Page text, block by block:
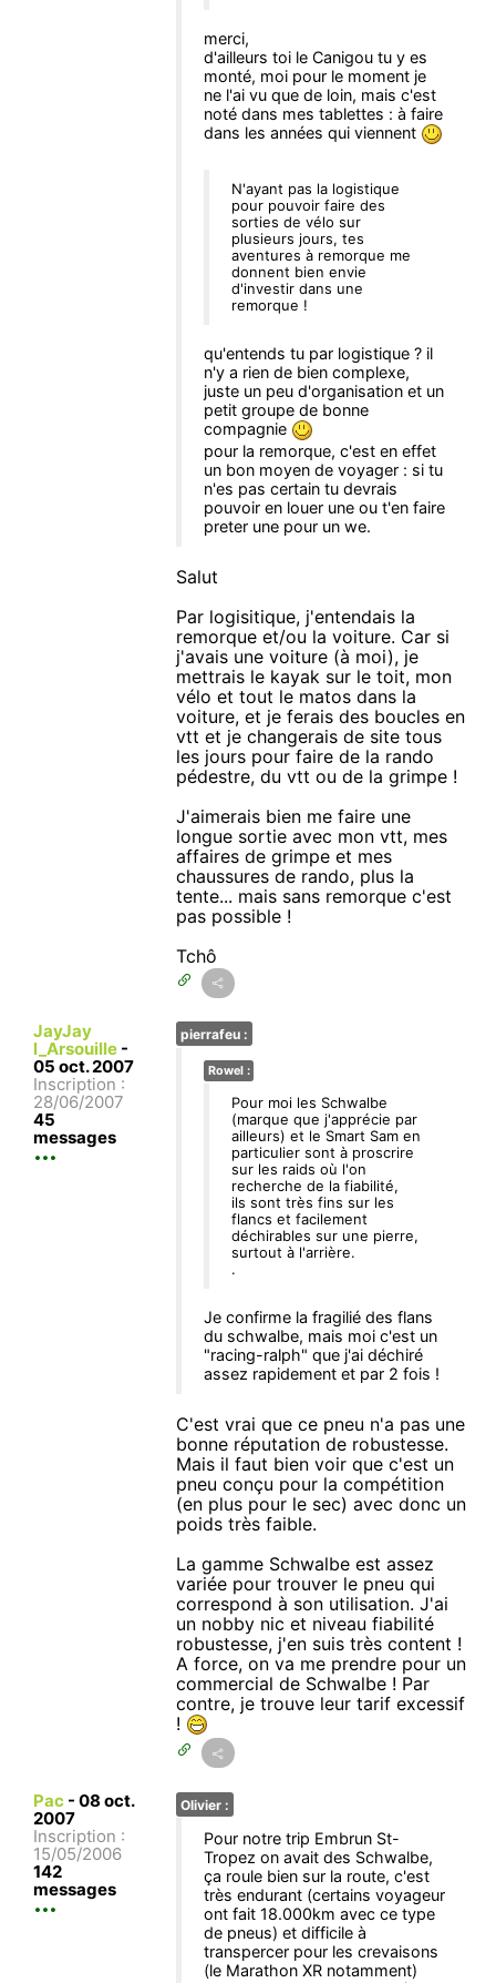
merci,
d'ailleurs toi le Canigou tu y es
monté, moi pour le moment je
ne l'ai vu que de loin, mais c'est
noté dans mes tablettes : à faire
dans les années qui viennent
N'ayant pas la logistique
pour pouvoir faire des
sorties de vélo sur
plusieurs jours, tes
aventures à remorque me
donnent bien envie
d'investir dans une
remorque !
qu'entends tu par logistique ? il
n'y a rien de bien complexe,
juste un peu d'organisation et un
petit groupe de bonne
compagnie
pour la remorque, c'est en effet
un bon moyen de voyager : si tu
n'es pas certain tu devrais
pouvoir en louer une ou t'en faire
preter une pour un we.
Salut
Par logisitique, j'entendais la
remorque et/ou la voiture. Car si
j'avais une voiture (à moi), je
mettrais le kayak sur le toit, mon
vélo et tout le matos dans la
voiture, et je ferais des boucles en
vtt et je changerais de site tous
les jours pour faire de la rando
pédestre, du vtt ou de la grimpe !
J'aimerais bien me faire une
longue sortie avec mon vtt, mes
affaires de grimpe et mes
chaussures de rando, plus la
tente... mais sans remorque c'est
pas possible !
Tchô
JayJay
l_Arsouille -
05 oct. 2007
Inscription :
28/06/2007
45
messages
pierrafeu :
Rowel :
Pour moi les Schwalbe
(marque que j'apprécie par
ailleurs) et le Smart Sam en
particulier sont à proscrire
sur les raids où l'on
recherche de la fiabilité,
ils sont très fins sur les
flancs et facilement
déchirables sur une pierre,
surtout à l'arrière.
.
Je confirme la fragilié des flans
du schwalbe, mais moi c'est un
"racing-ralph" que j'ai déchiré
assez rapidement et par 2 fois !
C'est vrai que ce pneu n'a pas une
bonne réputation de robustesse.
Mais il faut bien voir que c'est un
pneu conçu pour la compétition
(en plus pour le sec) avec donc un
poids très faible.
La gamme Schwalbe est assez
variée pour trouver le pneu qui
correspond à son utilisation. J'ai
un nobby nic et niveau fiabilité
robustesse, j'en suis très content !
A force, on va me prendre pour un
commercial de Schwalbe ! Par
contre, je trouve leur tarif excessif
!
Pac - 08 oct.
2007
Inscription :
15/05/2006
142
messages
Olivier :
Pour notre trip Embrun St-
Tropez on avait des Schwalbe,
ça roule bien sur la route, c'est
très endurant (certains voyageur
ont fait 18.000km avec ce type
de pneus) et difficile à
transpercer pour les crevaisons
(le Marathon XR notamment)